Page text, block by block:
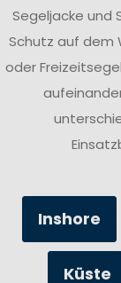
Segeljacke und
Schutz auf dem
oder
Inshore
Küste